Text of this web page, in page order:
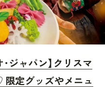
･ジャパン】クリスマ
定グッズやメニュ